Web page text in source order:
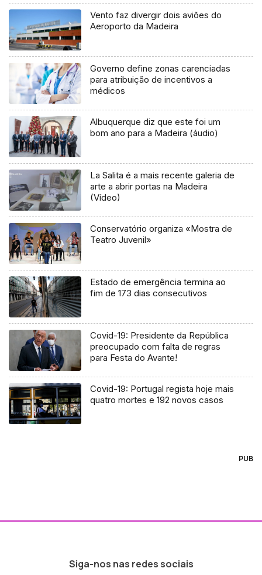
Vento faz divergir dois aviões do
Aeroporto da Madeira
Governo define zonas carenciadas
para atribuição de incentivos a
médicos
Albuquerque diz que este foi um
bom ano para a Madeira (áudio)
La Salita é a mais recente galeria de
arte a abrir portas na Madeira
(Vídeo)
Conservatório organiza «Mostra de
Teatro Juvenil»
Estado de emergência termina ao
fim de 173 dias consecutivos
Covid-19: Presidente da República
preocupado com falta de regras
para Festa do Avante!
Covid-19: Portugal regista hoje mais
quatro mortes e 192 novos casos
PUB
Siga-nos nas redes sociais